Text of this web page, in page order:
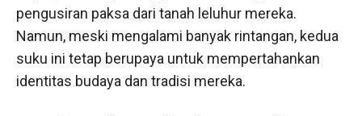
pengusiran paksa dari tanah leluhur mereka.
Namun, meski mengalami banyak rintangan, kedua
suku ini tetap berupaya untuk mempertahankan
identitas budaya dan tradisi mereka.